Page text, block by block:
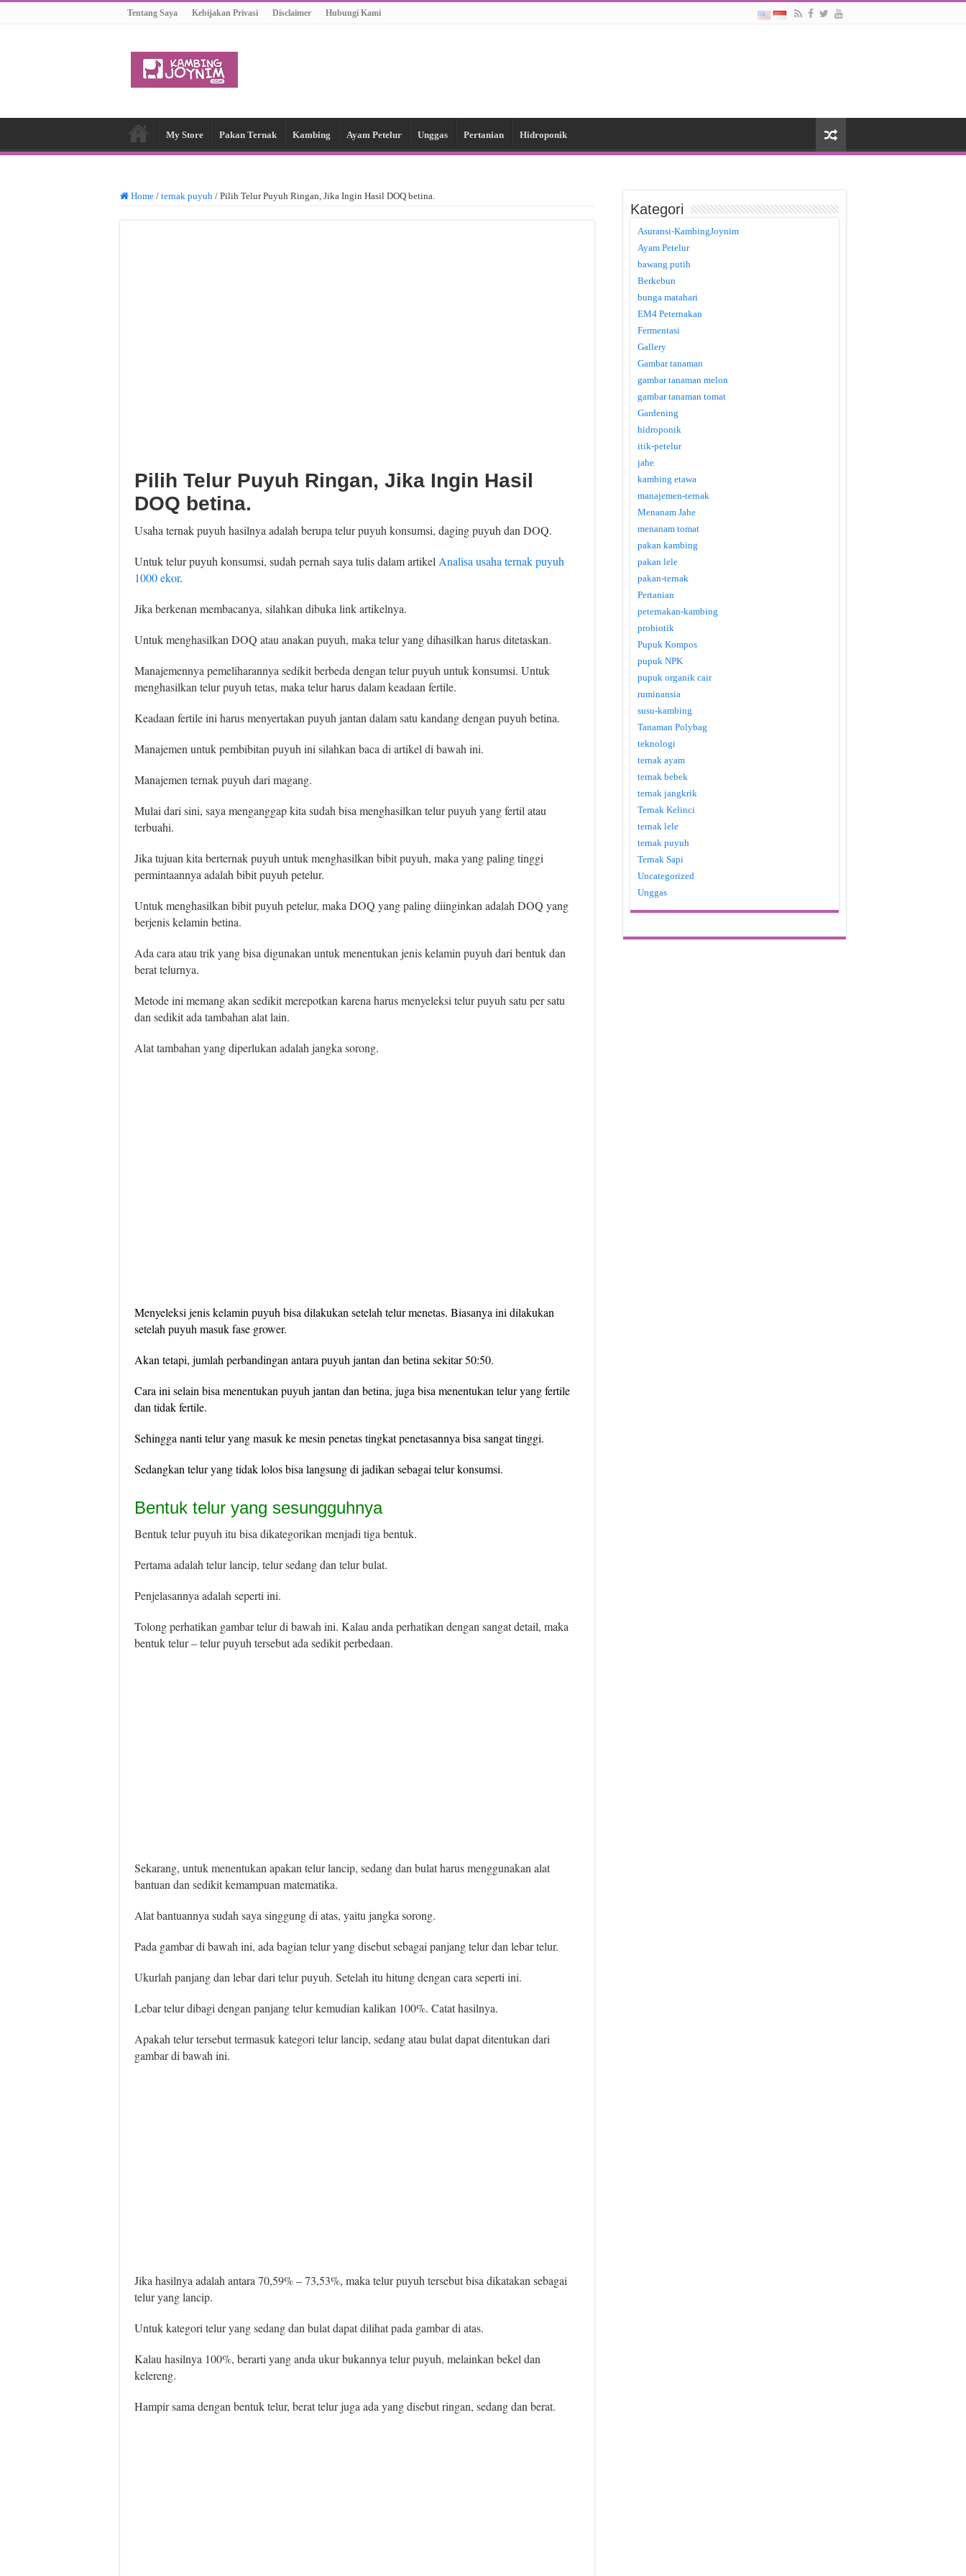
Tentang Saya Kebijakan Privasi Disclaimer Hubungi Kami
My Store Pakan Ternak Kambing Ayam Petelur Unggas Pertanian Hidroponik
Home / ternak puyuh / Pilih Telur Puyuh Ringan, Jika Ingin Hasil DOQ betina.
Pilih Telur Puyuh Ringan, Jika Ingin Hasil
DOQ betina.
Usaha ternak puyuh hasilnya adalah berupa telur puyuh konsumsi, daging puyuh dan DOQ.
Untuk telur puyuh konsumsi, sudah pernah saya tulis dalam artikelAnalisa usaha ternak puyuh
1000 ekor.
Jika berkenan membacanya, silahkan dibuka link artikelnya.
Untuk menghasilkan DOQ atau anakan puyuh, maka telur yang dihasilkan harus ditetaskan.
Manajemennya pemeliharannya sedikit berbeda dengan telur puyuh untuk konsumsi. Untuk
menghasilkan telur puyuh tetas, maka telur harus dalam keadaan fertile.
Keadaan fertile ini harus menyertakan puyuh jantan dalam satu kandang dengan puyuh betina.
Manajemen untuk pembibitan puyuh ini silahkan baca di artikel di bawah ini.
Manajemen ternak puyuh dari magang.
Mulai dari sini, saya menganggap kita sudah bisa menghasilkan telur puyuh yang fertil atau
terbuahi.
Jika tujuan kita berternak puyuh untuk menghasilkan bibit puyuh, maka yang paling tinggi
permintaannya adalah bibit puyuh petelur.
Untuk menghasilkan bibit puyuh petelur, maka DOQ yang paling diinginkan adalah DOQ yang
berjenis kelamin betina.
Ada cara atau trik yang bisa digunakan untuk menentukan jenis kelamin puyuh dari bentuk dan
berat telurnya.
Metode ini memang akan sedikit merepotkan karena harus menyeleksi telur puyuh satu per satu
dan sedikit ada tambahan alat lain.
Alat tambahan yang diperlukan adalah jangka sorong.
Menyeleksi jenis kelamin puyuh bisa dilakukan setelah telur menetas. Biasanya ini dilakukan
setelah puyuh masuk fase grower.
Akan tetapi, jumlah perbandingan antara puyuh jantan dan betina sekitar 50:50.
Cara ini selain bisa menentukan puyuh jantan dan betina, juga bisa menentukan telur yang fertile
dan tidak fertile.
Sehingga nanti telur yang masuk ke mesin penetas tingkat penetasannya bisa sangat tinggi.
Sedangkan telur yang tidak lolos bisa langsung di jadikan sebagai telur konsumsi.
Bentuk telur yang sesungguhnya
Bentuk telur puyuh itu bisa dikategorikan menjadi tiga bentuk.
Pertama adalah telur lancip, telur sedang dan telur bulat.
Penjelasannya adalah seperti ini.
Tolong perhatikan gambar telur di bawah ini. Kalau anda perhatikan dengan sangat detail, maka
bentuk telur – telur puyuh tersebut ada sedikit perbedaan.
Sekarang, untuk menentukan apakan telur lancip, sedang dan bulat harus menggunakan alat
bantuan dan sedikit kemampuan matematika.
Alat bantuannya sudah saya singgung di atas, yaitu jangka sorong.
Pada gambar di bawah ini, ada bagian telur yang disebut sebagai panjang telur dan lebar telur.
Ukurlah panjang dan lebar dari telur puyuh. Setelah itu hitung dengan cara seperti ini.
Lebar telur dibagi dengan panjang telur kemudian kalikan 100%. Catat hasilnya.
Apakah telur tersebut termasuk kategori telur lancip, sedang atau bulat dapat ditentukan dari
gambar di bawah ini.
Jika hasilnya adalah antara 70,59% – 73,53%, maka telur puyuh tersebut bisa dikatakan sebagai
telur yang lancip.
Untuk kategori telur yang sedang dan bulat dapat dilihat pada gambar di atas.
Kalau hasilnya 100%, berarti yang anda ukur bukannya telur puyuh, melainkan bekel dan
kelereng.
Hampir sama dengan bentuk telur, berat telur juga ada yang disebut ringan, sedang dan berat.
Kategori
Asuransi-KambingJoynim
Ayam Petelur
bawang putih
Berkebun
bunga matahari
EM4 Peternakan
Fermentasi
Gallery
Gambar tanaman
gambar tanaman melon
gambar tanaman tomat
Gardening
hidroponik
itik-petelur
jahe
kambing etawa
manajemen-ternak
Menanam Jahe
menanam tomat
pakan kambing
pakan lele
pakan-ternak
Pertanian
peternakan-kambing
probiotik
Pupuk Kompos
pupuk NPK
pupuk organik cair
ruminansia
susu-kambing
Tanaman Polybag
teknologi
ternak ayam
ternak bebek
ternak jangkrik
Ternak Kelinci
ternak lele
ternak puyuh
Ternak Sapi
Uncategorized
Unggas